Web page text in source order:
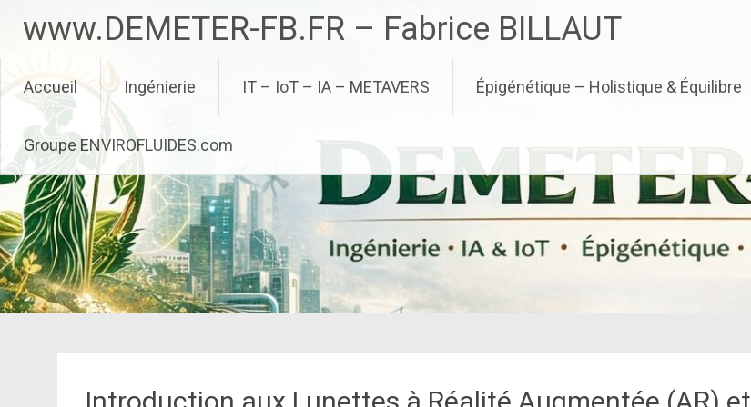
contenu
www.DEMETER-FB.FR – Fabrice BILLAUT
Accueil Ingénierie IT – IoT – IA – METAVERS Épigénétique – Holistique & Équilibre
Groupe ENVIROFLUIDES.com